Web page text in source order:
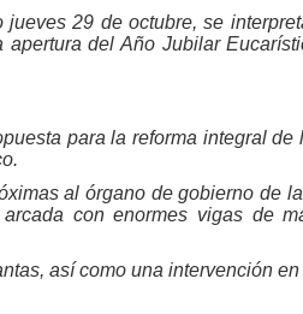
29 de octubre, se
del Año Jubilar
para la reforma integral
al órgano de gobierno de
con enormes vigas de
así como una intervención